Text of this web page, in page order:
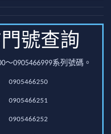
號查詢
～0905466999系列號碼。
0905466250
0905466251
0905466252